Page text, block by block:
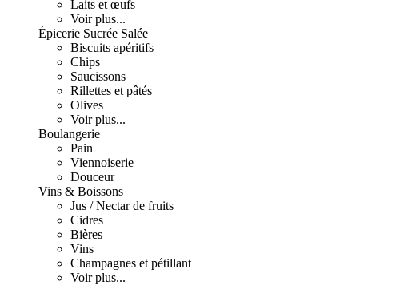
Laits et œufs
Voir plus...
Épicerie Sucrée Salée
Biscuits apéritifs
Chips
Saucissons
Rillettes et pâtés
Olives
Voir plus...
Boulangerie
Pain
Viennoiserie
Douceur
Vins & Boissons
Jus / Nectar de fruits
Cidres
Bières
Vins
Champagnes et pétillant
Voir plus...